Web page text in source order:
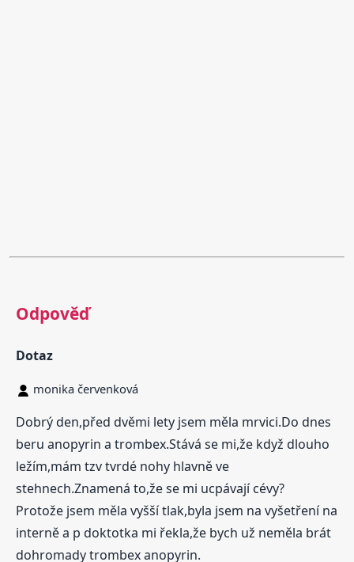
Odpověď
Dotaz
monika červenková
Dobrý den,před dvěmi lety jsem měla mrvici.Do dnes
beru anopyrin a trombex.Stává se mi,že když dlouho
ležím,mám tzv tvrdé nohy hlavně ve
stehnech.Znamená to,že se mi ucpávají cévy?
Protože jsem měla vyšší tlak,byla jsem na vyšetření na
interně a p doktotka mi řekla,že bych už neměla brát
dohromady trombex anopyrin.